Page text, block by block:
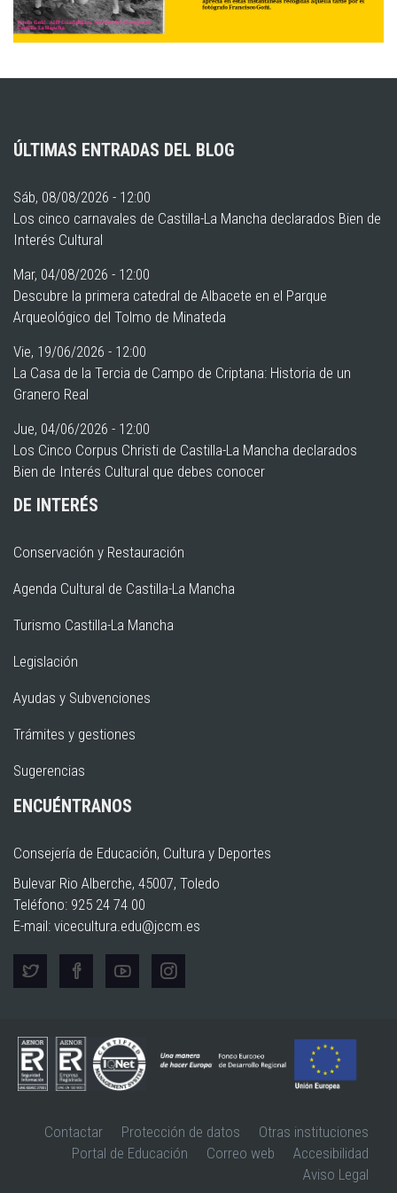
ÚLTIMAS ENTRADAS DEL BLOG
Sáb, 08/08/2026 - 12:00
Los cinco carnavales de Castilla-La Mancha declarados Bien de
Interés Cultural
Mar, 04/08/2026 - 12:00
Descubre la primera catedral de Albacete en el Parque
Arqueológico del Tolmo de Minateda
Vie, 19/06/2026 - 12:00
La Casa de la Tercia de Campo de Criptana: Historia de un
Granero Real
Jue, 04/06/2026 - 12:00
Los Cinco Corpus Christi de Castilla-La Mancha declarados
Bien de Interés Cultural que debes conocer
DE INTERÉS
Conservación y Restauración
Agenda Cultural de Castilla-La Mancha
Turismo Castilla-La Mancha
Legislación
Ayudas y Subvenciones
Trámites y gestiones
Sugerencias
ENCUÉNTRANOS
Consejería de Educación, Cultura y Deportes
Bulevar Rio Alberche, 45007, Toledo
Teléfono: 925 24 74 00
E-mail: vicecultura.edu@jccm.es
Contactar Protección de datos
Otras instituciones
Portal de Educación
Correo web
Accesibilidad
Aviso Legal